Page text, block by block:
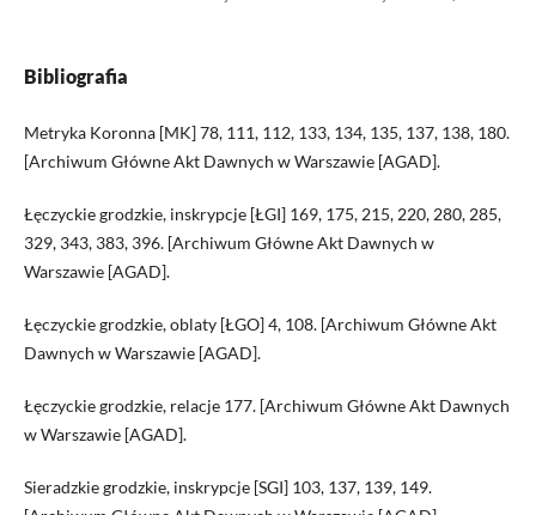
Bibliografia
Metryka Koronna [MK] 78, 111, 112, 133, 134, 135, 137, 138, 180.
[Archiwum Główne Akt Dawnych w Warszawie [AGAD].
Łęczyckie grodzkie, inskrypcje [ŁGI] 169, 175, 215, 220, 280, 285,
329, 343, 383, 396. [Archiwum Główne Akt Dawnych w
Warszawie [AGAD].
Łęczyckie grodzkie, oblaty [ŁGO] 4, 108. [Archiwum Główne Akt
Dawnych w Warszawie [AGAD].
Łęczyckie grodzkie, relacje 177. [Archiwum Główne Akt Dawnych
w Warszawie [AGAD].
Sieradzkie grodzkie, inskrypcje [SGI] 103, 137, 139, 149.